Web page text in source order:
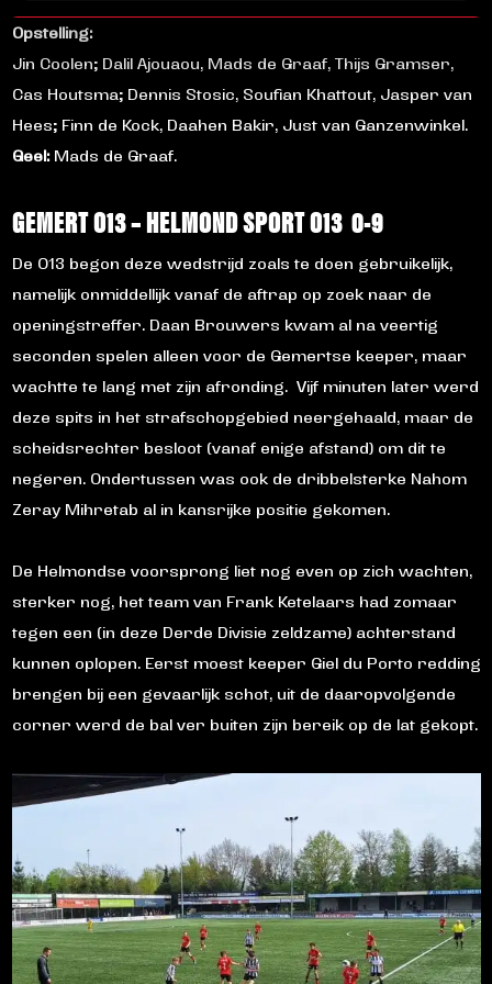
Opstelling:
Jin Coolen; Dalil Ajouaou, Mads de Graaf, Thijs Gramser,
Cas Houtsma; Dennis Stosic, Soufian Khattout, Jasper van
Hees; Finn de Kock, Daahen Bakir, Just van Ganzenwinkel.
Geel:Mads de Graaf.
GEMERT O13 – HELMOND SPORT O13 0-9
De O13 begon deze wedstrijd zoals te doen gebruikelijk,
namelijk onmiddellijk vanaf de aftrap op zoek naar de
openingstreffer. Daan Brouwers kwam al na veertig
seconden spelen alleen voor de Gemertse keeper, maar
wachtte te lang met zijn afronding. Vijf minuten later werd
deze spits in het strafschopgebied neergehaald, maar de
scheidsrechter besloot (vanaf enige afstand) om dit te
negeren. Ondertussen was ook de dribbelsterke Nahom
Zeray Mihretab al in kansrijke positie gekomen.
De Helmondse voorsprong liet nog even op zich wachten,
sterker nog, het team van Frank Ketelaars had zomaar
tegen een (in deze Derde Divisie zeldzame) achterstand
kunnen oplopen. Eerst moest keeper Giel du Porto redding
brengen bij een gevaarlijk schot, uit de daaropvolgende
corner werd de bal ver buiten zijn bereik op de lat gekopt.